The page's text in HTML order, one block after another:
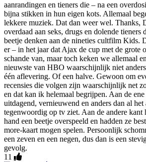
aanrandingen en tieners die – na een
bijna stikken in hun eigen kots. Allemaal
lekkere muziek. Dat dan weer wel. Thanks,
overdaad aan seks, drugs en dolende tieners
beetje denken aan de nineties cultfilm Kids.
er – in het jaar dat Ajax de cup met de grote
schande van, maar toch keken we allemaal
nieuwste van HBO waarschijnlijk niet
één aflevering. Of een halve. Gewoon om
recensies die volgen zijn waarschijnlijk net
en dat kan ik helemaal begrijpen. Aan de
uitdagend, vernieuwend en anders dan al het
tegenwoordig op tv ziet. Aan de andere kant
hand een beetje overspeeld en hadden ze
more-kaart mogen spelen. Persoonlijk
een zeven en een negen, dus dan is een
gevolg.
11